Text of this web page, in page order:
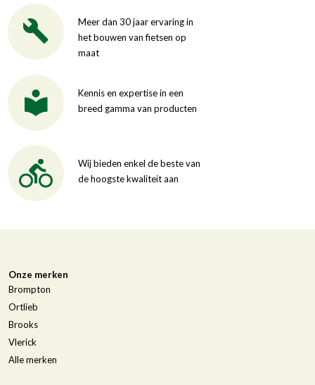
Meer dan 30 jaar ervaring in
het bouwen van fietsen op
maat
Kennis en expertise in een
breed gamma van producten
Wij bieden enkel de beste van
de hoogste kwaliteit aan
Onze merken
Brompton
Ortlieb
Brooks
Vlerick
Alle merken